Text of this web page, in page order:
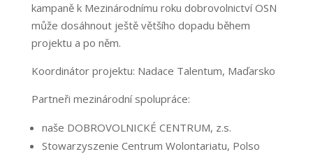
kampaně k Mezinárodnímu roku dobrovolnictví OSN
může dosáhnout ještě většího dopadu během
projektu a po něm.
Koordinátor projektu: Nadace Talentum, Maďarsko
Partneři mezinárodní spolupráce:
naše DOBROVOLNICKÉ CENTRUM, z.s.
Stowarzyszenie Centrum Wolontariatu, Polso